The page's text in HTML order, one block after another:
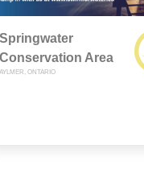
Springwater
Conservation Area
AYLMER, ONTARIO